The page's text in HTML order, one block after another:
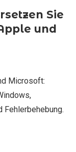
Sie
und
Microsoft:
Fehlerbehebung.